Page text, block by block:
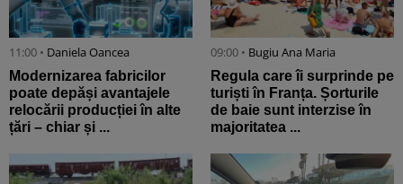
11:00 • Daniela Oancea
Modernizarea fabricilor
poate depăși avantajele
relocării producției în alte
țări – chiar și ...
09:00 • Bugiu ⁠Ana Maria
Regula care îi surprinde pe
turiști în Franța. Șorturile
de baie sunt interzise în
majoritatea ...